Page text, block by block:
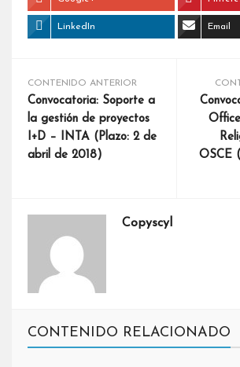
LinkedIn Email
CONTENIDO ANTERIOR
Convocatoria: Soporte a
la gestión de proyectos
I+D – INTA (Plazo: 2 de
abril de 2018)
OSCE
Copyscyl
CONTENIDO RELACIONADO